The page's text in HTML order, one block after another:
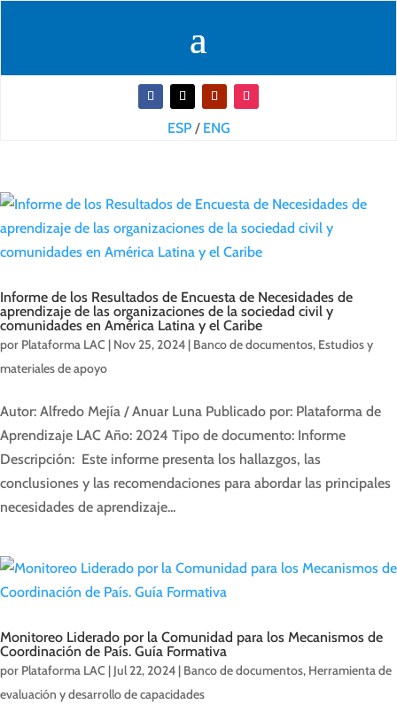
ESP/ ENG
Informe de los Resultados de Encuesta de Necesidades de
aprendizaje de las organizaciones de la sociedad civil y
comunidades en América Latina y el Caribe
por Plataforma LAC | Nov 25, 2024 | Banco de documentos, Estudios y
materiales de apoyo
Autor: Alfredo Mejía / Anuar Luna Publicado por: Plataforma de
Aprendizaje LAC Año: 2024 Tipo de documento: Informe
Descripción: Este informe presenta los hallazgos, las
conclusiones y las recomendaciones para abordar las principales
necesidades de aprendizaje...
Monitoreo Liderado por la Comunidad para los Mecanismos de
Coordinación de País. Guía Formativa
por Plataforma LAC | Jul 22, 2024 | Banco de documentos, Herramienta de
evaluación y desarrollo de capacidades